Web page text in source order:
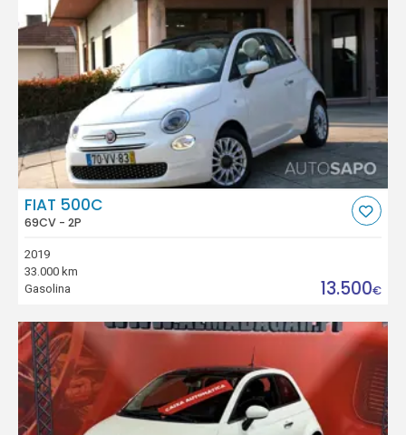
FIAT 500C
69CV - 2P
2019
33.000 km
Gasolina
13.500€